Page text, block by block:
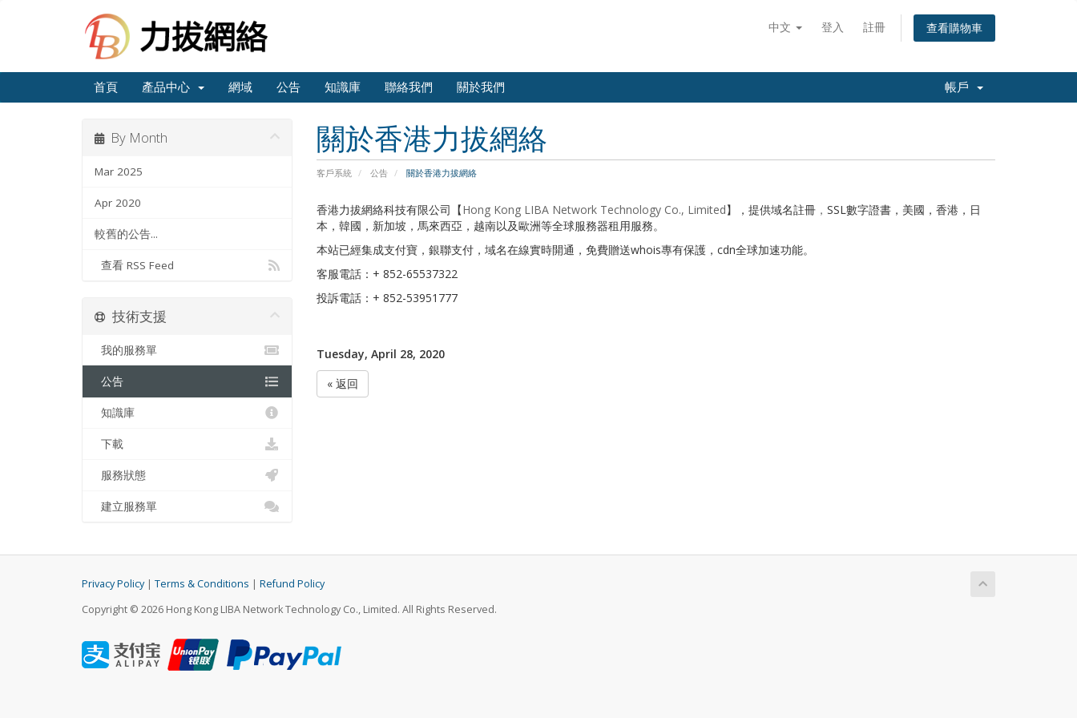
中文 登入 註冊 查看購物車
首頁 產品中心 網域 公告 知識庫 聯絡我們 關於我們 帳戶
關於香港力拔網絡
客戶系統 公告 關於香港力拔網絡
By Month
Mar 2025
Apr 2020
較舊的公告...
查看 RSS Feed
香港力拔網絡科技有限公司【Hong Kong LIBA Network Technology Co., Limited】，提供域名註冊， SSL數字證書，美國，香港，日
本，韓國，新加坡，馬來西亞，越南以及歐洲等全球服務器租用服務。
本站已經集成支付寶，銀聯支付，域名在線實時開通，免費贈送whois專有保護，cdn全球加速功能。
客服電話：+ 852-65537322
投訴電話：+ 852-53951777
Tuesday, April 28, 2020
« 返回
技術支援
我的服務單
公告
知識庫
下載
服務狀態
建立服務單
Privacy Policy| Terms & Conditions | Refund Policy
Copyright © 2026 Hong Kong LIBA Network Technology Co., Limited. All Rights Reserved.